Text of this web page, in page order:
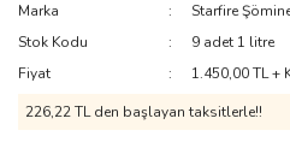
Marka
Starfire Şömine
Stok Kodu
9 adet 1 litre
Fiyat
1.450,00 TL +
226,22 TL den başlayan taksitlerle!!